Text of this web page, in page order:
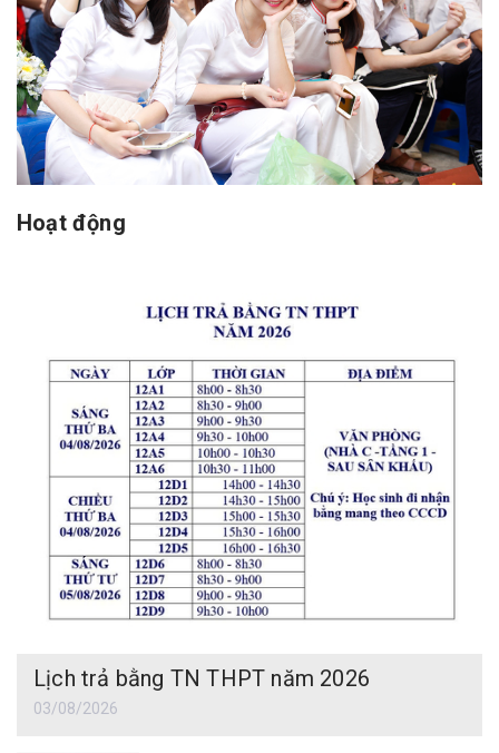
Hoạt động
Lịch trả bằng TN THPT năm 2026
03/08/2026